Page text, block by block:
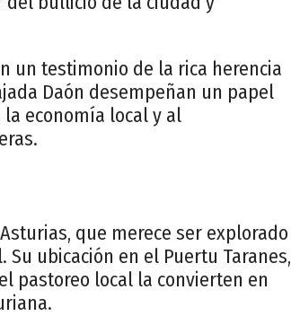
un testimonio de la rica herencia
Daón desempeñan un papel
economía local y al
que merece ser explorado
ubicación en el Puertu Taranes,
pastoreo local la convierten en